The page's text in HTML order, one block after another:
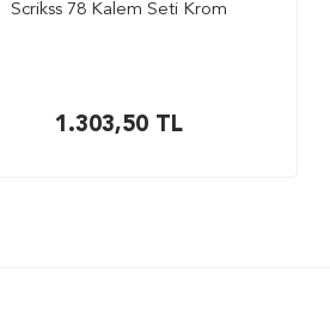
Scrikss 78 Kalem Seti Krom
1.303,50TL